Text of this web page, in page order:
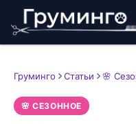
Груминго Статьи 🌸
🌸 СЕЗОННОЕ